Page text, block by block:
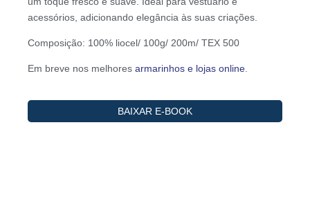
acessórios, adicionando elegância às suas criações.
Composição: 100% liocel/ 100g/ 200m/ TEX 500
Em breve nos melhores armarinhos e lojas online